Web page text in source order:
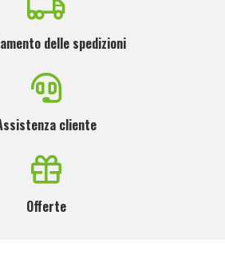
delle spedizioni
cliente
Offerte